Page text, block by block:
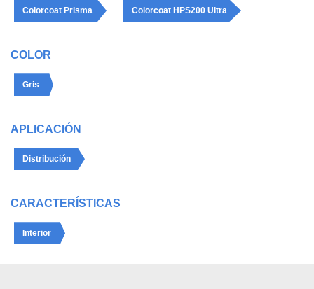
Colorcoat Prisma Colorcoat HPS200 Ultra
COLOR
Gris
APLICACIÓN
Distribución
CARACTERÍSTICAS
Interior